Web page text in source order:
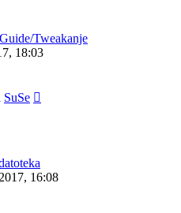
Tweakanje
18:03
SuSe
16:08